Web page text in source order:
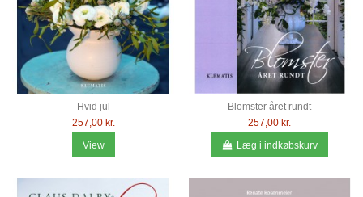
Hvid jul
257,00 kr.
View
Blomster året rundt
257,00 kr.
Læg i indkøbskurv